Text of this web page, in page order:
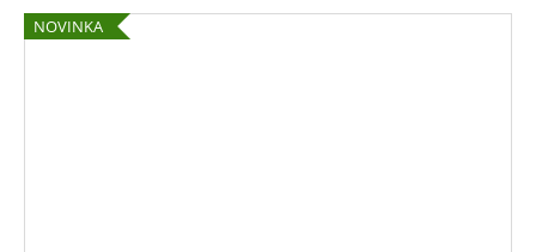
NOVINKA